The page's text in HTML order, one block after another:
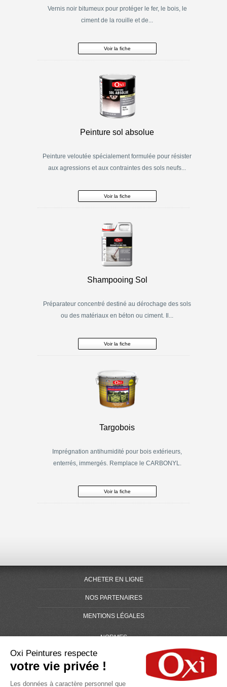
Vernis noir bitumeux pour protéger le fer, le bois, le
ciment de la rouille et de...
Voir la fiche
Peinture sol absolue
Peinture veloutée spécialement formulée pour résister
aux agressions et aux contraintes des sols neufs...
Voir la fiche
Shampooing Sol
Préparateur concentré destiné au dérochage des sols
ou des matériaux en béton ou ciment. Il...
Voir la fiche
Targobois
Imprégnation antihumidité pour bois extérieurs,
enterrés, immergés. Remplace le CARBONYL.
Voir la fiche
ACHETER EN LIGNE
NOS PARTENAIRES
MENTIONS LÉGALES
NORMES
DOCUMENTATIONS
CHARTE DE DONNÉES PERSONNELLES
Oxi Peintures respecte
votre vie privée !
Les données à caractère personnel que